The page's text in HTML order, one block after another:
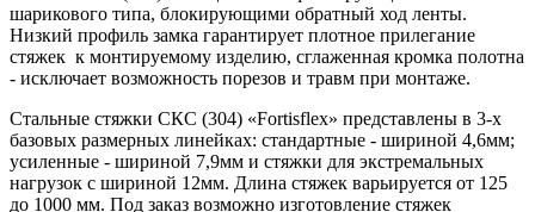
шарикового типа, блокирующими обратный ход ленты.
Низкий профиль замка гарантирует плотное прилегание
стяжек к монтируемому изделию, сглаженная кромка полотна
- исключает возможность порезов и травм при монтаже.
Стальные стяжки СКС (304) «Fortisflex» представлены в 3-х
базовых размерных линейках: стандартные - шириной 4,6мм;
усиленные - шириной 7,9мм и стяжки для экстремальных
нагрузок с шириной 12мм. Длина стяжек варьируется от 125
до 1000 мм. Под заказ возможно изготовление стяжек